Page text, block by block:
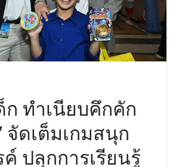
ก ทำเนียบคึกคัก
จัดเต็มเกมสนุก
ปลุกการเรียนรู้